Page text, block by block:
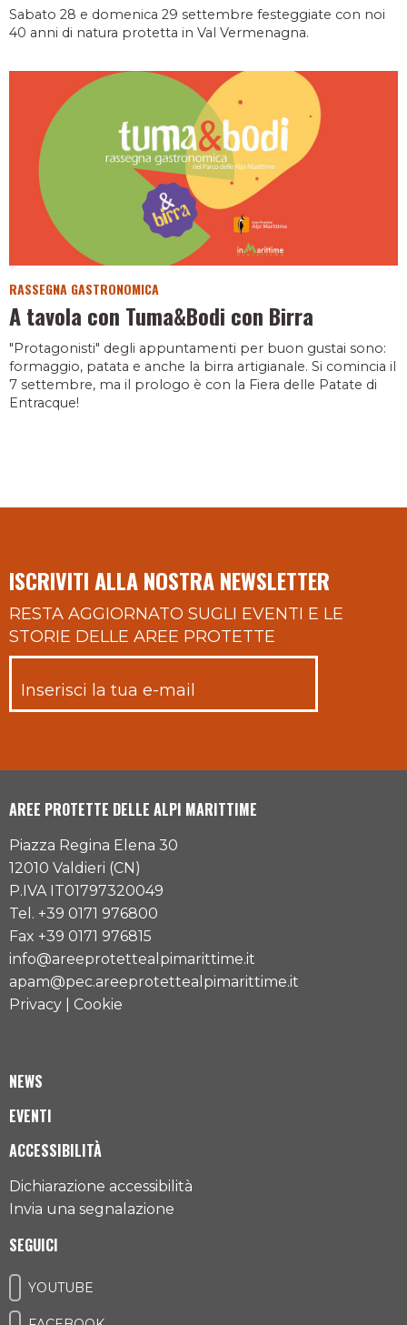
Sabato 28 e domenica 29 settembre festeggiate con noi
40 anni di natura protetta in Val Vermenagna.
RASSEGNA GASTRONOMICA
A tavola con Tuma&Bodi con Birra
"Protagonisti" degli appuntamenti per buon gustai sono:
formaggio, patata e anche la birra artigianale. Si comincia il
7 settembre, ma il prologo è con la Fiera delle Patate di
Entracque!
ISCRIVITI ALLA NOSTRA NEWSLETTER
RESTA AGGIORNATO SUGLI EVENTI E LE
STORIE DELLE AREE PROTETTE
AREE PROTETTE DELLE ALPI MARITTIME
Piazza Regina Elena 30
12010 Valdieri (CN)
P.IVA IT01797320049
Tel. +39 0171 976800
Fax +39 0171 976815
info@areeprotettealpimarittime.it
apam@pec.areeprotettealpimarittime.it
Privacy
Cookie
NEWS
EVENTI
ACCESSIBILITÀ
Dichiarazione accessibilità
Invia una segnalazione
SEGUICI
YOUTUBE